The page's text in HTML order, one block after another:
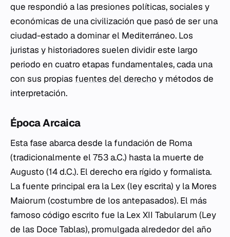
que respondió a las presiones políticas, sociales y
económicas de una civilización que pasó de ser una
ciudad-estado a dominar el Mediterráneo. Los
juristas y historiadores suelen dividir este largo
periodo en cuatro etapas fundamentales, cada una
con sus propias fuentes del derecho y métodos de
interpretación.
Época Arcaica
Esta fase abarca desde la fundación de Roma
(tradicionalmente el 753 a.C.) hasta la muerte de
Augusto (14 d.C.). El derecho era rígido y formalista.
La fuente principal era la Lex (ley escrita) y la Mores
Maiorum (costumbre de los antepasados). El más
famoso código escrito fue la Lex XII Tabularum (Ley
de las Doce Tablas), promulgada alrededor del año